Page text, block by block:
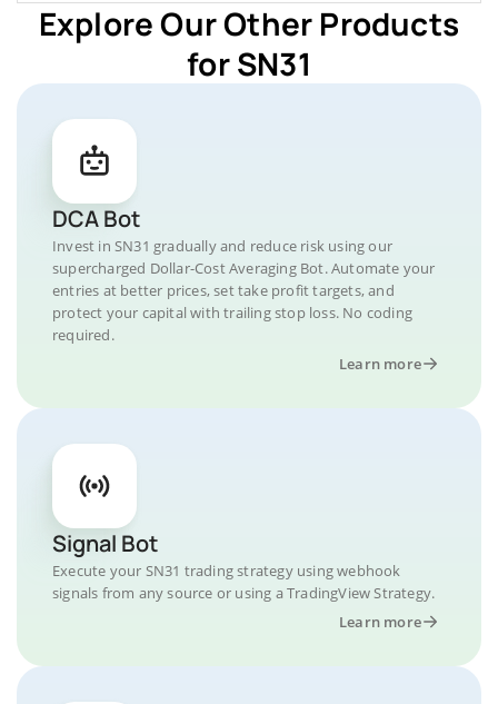
Explore Our Other Products
for SN31
DCA Bot
Invest in SN31 gradually and reduce risk using our
supercharged Dollar-Cost Averaging Bot. Automate your
entries at better prices, set take profit targets, and
protect your capital with trailing stop loss. No coding
required.
Learn more
Signal Bot
Execute your SN31 trading strategy using webhook
signals from any source or using a TradingView Strategy.
Learn more